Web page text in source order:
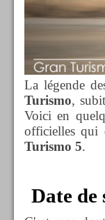
La légende
Turismo,
Voici en
officielles
Turismo 5.
Date de